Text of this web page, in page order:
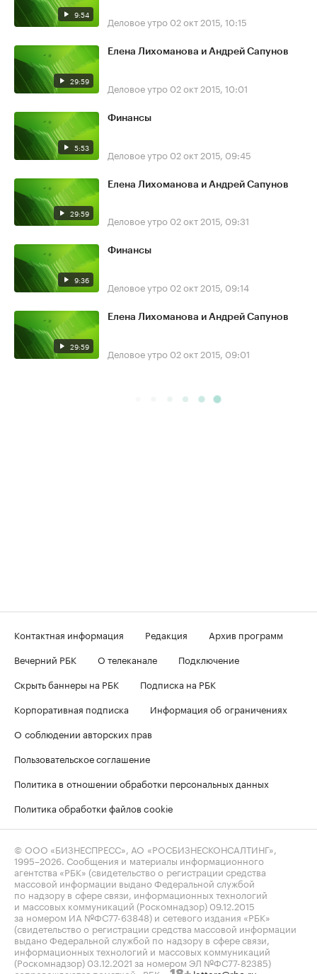
9:54 Деловое утро 02 окт 2015, 10:15
29:59
Елена Лихоманова и Андрей Сапунов
Деловое утро 02 окт 2015, 10:01
5:53
Финансы
Деловое утро 02 окт 2015, 09:45
29:59
Елена Лихоманова и Андрей Сапунов
Деловое утро 02 окт 2015, 09:31
9:36
Финансы
Деловое утро 02 окт 2015, 09:14
29:59
Елена Лихоманова и Андрей Сапунов
Деловое утро 02 окт 2015, 09:01
Контактная информация Редакция
Архив программ
Вечерний РБК
О телеканале
Подключение
Скрыть баннеры на РБК
Подписка на РБК
Корпоративная подписка
Информация об ограничениях
О соблюдении авторских прав
Пользовательское соглашение
Политика в отношении обработки персональных данных
Политика обработки файлов cookie
© ООО «БИЗНЕСПРЕСС», АО «РОСБИЗНЕСКОНСАЛТИНГ»,
1995–2026 . Сообщения и материалы информационного
агентства «РБК» (свидетельство о регистрации средства
массовой информации выдано Федеральной службой
по надзору в сфере связи, информационных технологий
и массовых коммуникаций (Роскомнадзор) 09.12.2015
за номером ИА №ФС77-63848) и сетевого издания «РБК»
(свидетельство о регистрации средства массовой информации
выдано Федеральной службой по надзору в сфере связи,
информационных технологий и массовых коммуникаций
(Роскомнадзор) 03.12.2021 за номером ЭЛ №ФС77-82385)